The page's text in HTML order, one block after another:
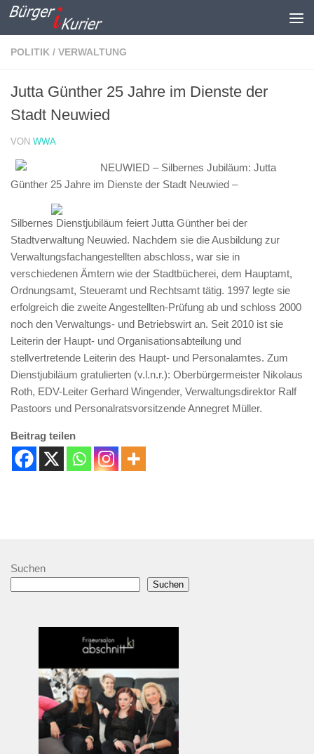
Zum Inhalt springen
POLITIK / VERWALTUNG
Jutta Günther 25 Jahre im Dienste der
Stadt Neuwied
VON WWA
NEUWIED – Silbernes Jubiläum: Jutta
Günther 25 Jahre im Dienste der Stadt Neuwied –
Silbernes Dienstjubiläum feiert Jutta Günther bei der
Stadtverwaltung Neuwied. Nachdem sie die Ausbildung zur
Verwaltungsfachangestellten abschloss, war sie in
verschiedenen Ämtern wie der Stadtbücherei, dem Hauptamt,
Ordnungsamt, Steueramt und Rechtsamt tätig. 1997 legte sie
erfolgreich die zweite Angestellten-Prüfung ab und schloss 2000
noch den Verwaltungs- und Betriebswirt an. Seit 2010 ist sie
Leiterin der Haupt- und Organisationsabteilung und
stellvertretende Leiterin des Haupt- und Personalamtes. Zum
Dienstjubiläum gratulierten (v.l.n.r.): Oberbürgermeister Nikolaus
Roth, EDV-Leiter Gerhard Wingender, Verwaltungsdirektor Ralf
Pastoors und Personalratsvorsitzende Annegret Müller.
Beitrag teilen
Suchen
Suchen